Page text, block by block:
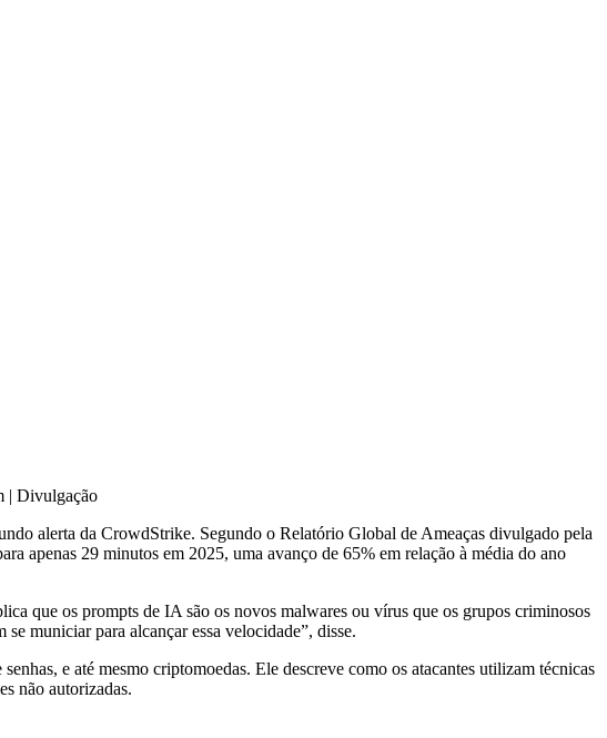
| Divulgação
alerta da CrowdStrike. Segundo o Relatório Global de Ameaças divulgado pela
apenas 29 minutos em 2025, uma avanço de 65% em relação à média do ano
que os prompts de IA são os novos malwares ou vírus que os grupos criminosos
municiar para alcançar essa velocidade”, disse.
e até mesmo criptomoedas. Ele descreve como os atacantes utilizam técnicas
não autorizadas.